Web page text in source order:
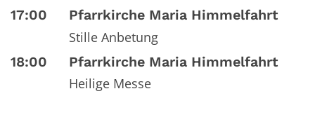
17:00 Pfarrkirche Maria Himmelfahrt
Stille Anbetung
18:00 Pfarrkirche Maria Himmelfahrt
Heilige Messe